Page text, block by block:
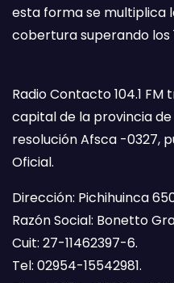
esta forma se multiplica
cobertura superando los
Radio Contacto 104.1
capital de la provincia de
resolución Afsca -0327,
Oficial.
Dirección: Pichihuinca
Razón Social: Bonetto
Cuit: 27-11462397-6.
Tel: 02954-15542981.